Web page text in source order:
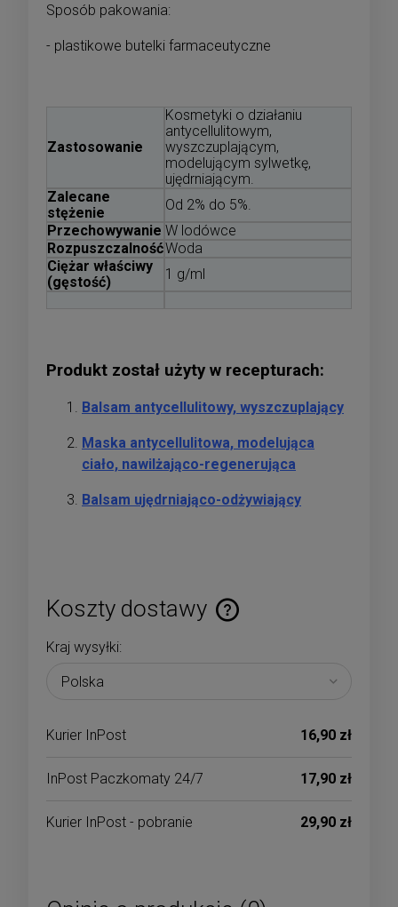
Sposób pakowania:
- plastikowe butelki farmaceutyczne
Zastosowanie
Kosmetyki o działaniu
antycellulitowym,
wyszczuplającym,
modelującym sylwetkę,
ujędrniającym.
Zalecane
stężenie
Od 2% do 5%.
Przechowywanie W lodówce
RozpuszczalnośćWoda
Ciężar właściwy
(gęstość)
1 g/ml
Produkt został użyty w recepturach:
Balsam antycellulitowy, wyszczuplający
Maska antycellulitowa, modelująca
ciało, nawilżająco-regenerująca
Balsam ujędrniająco-odżywiający
Koszty dostawy
Cena nie zawiera ewentualnych kosztów płatności
Kraj wysyłki:
Kurier InPost 16,90 zł
InPost Paczkomaty 24/7 17,90 zł
Kurier InPost - pobranie 29,90 zł